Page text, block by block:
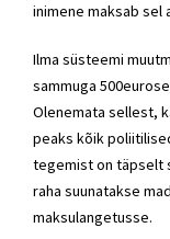
inimene maksab sel
Ilma süsteemi
sammuga
Olenemata sellest,
peaks kõik
tegemist on täpselt
raha suunatakse
maksulangetusse.